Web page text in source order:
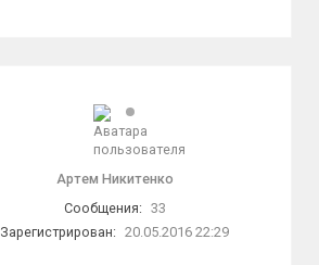
Артем Никитенко
Сообщения: 33
Зарегистрирован: 20.05.2016 22:29